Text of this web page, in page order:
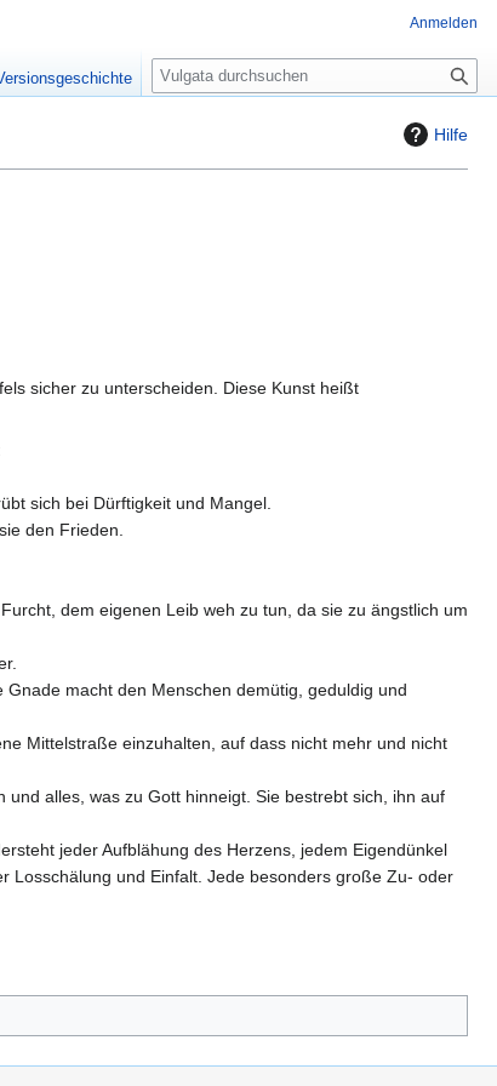
Hilfe
sicher zu unterscheiden. Diese Kunst heißt
sich bei Dürftigkeit und Mangel.
den Frieden.
dem eigenen Leib weh zu tun, da sie zu ängstlich um
macht den Menschen demütig, geduldig und
Mittelstraße einzuhalten, auf dass nicht mehr und nicht
alles, was zu Gott hinneigt. Sie bestrebt sich, ihn auf
jeder Aufblähung des Herzens, jedem Eigendünkel
Losschälung und Einfalt. Jede besonders große Zu- oder
Anmelden
S
u
e